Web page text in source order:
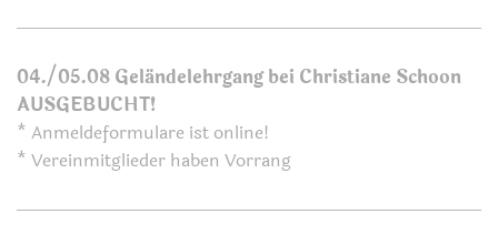
04./05.08 Geländelehrgang bei Christiane Schoon
AUSGEBUCHT!
* Anmeldeformulare ist online!
* Vereinmitglieder haben Vorrang